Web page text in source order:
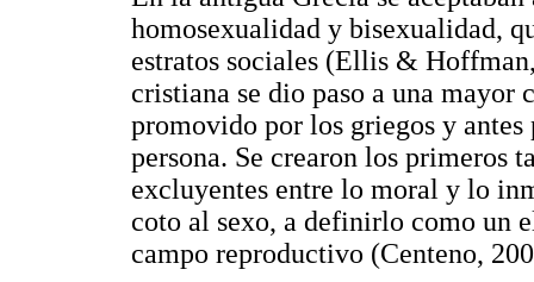
homosexualidad y bisexualidad,
estratos sociales (Ellis &
cristiana se dio paso a una
promovido por los griegos y
persona. Se crearon los primeros
excluyentes entre lo moral y lo
coto al sexo, a definirlo como un
campo reproductivo (Centeno,